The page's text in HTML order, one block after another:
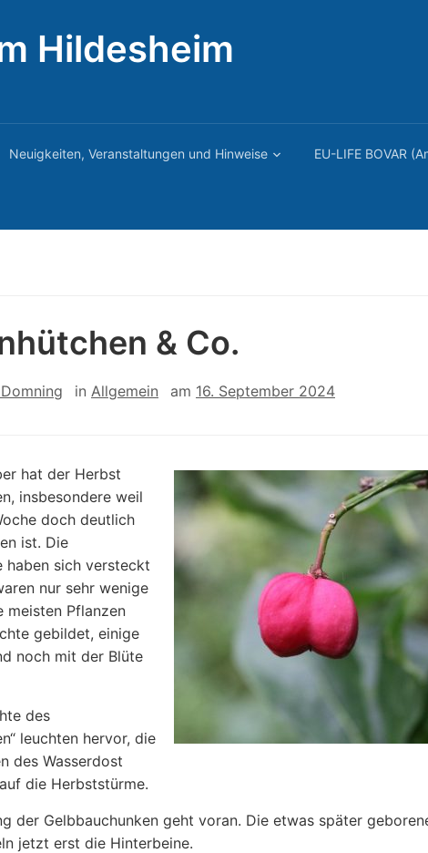
Hildesheim
Neuigkeiten, Veranstaltungen und Hinweise EU-LIFE BOVAR
& Co.
in Allgemein am 16. September 2024
hat der Herbst
insbesondere weil
doch deutlich
ist. Die
haben sich versteckt
nur sehr wenige
meisten Pflanzen
gebildet, einige
noch mit der Blüte
des
leuchten hervor, die
des Wasserdost
die Herbststürme.
der Gelbbauchunken geht voran. Die etwas später
jetzt erst die Hinterbeine.